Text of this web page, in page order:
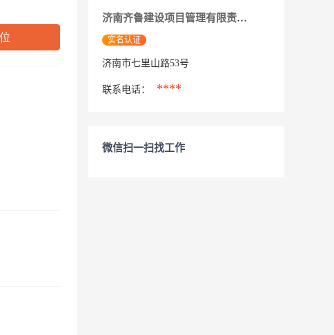
济南齐鲁建设项目管理有限责任公司
实名认证
济南市七里山路53号
联系电话： ****
微信扫一扫找工作